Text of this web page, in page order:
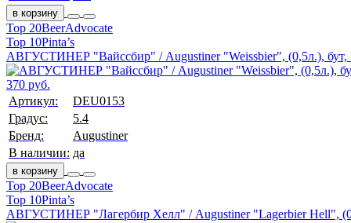
в корзину
Top 20BeerAdvocate
Top 10Pinta’s
АВГУСТИНЕР "Вайссбир" / Augustiner "Weissbier", (0,5л.), бут,
370 руб.
Артикул:
DEU0153
Градус:
5.4
Бренд:
Augustiner
В наличии: да
в корзину
Top 20BeerAdvocate
Top 10Pinta’s
АВГУСТИНЕР "Лагербир Хелл" / Augustiner "Lagerbier Hell",